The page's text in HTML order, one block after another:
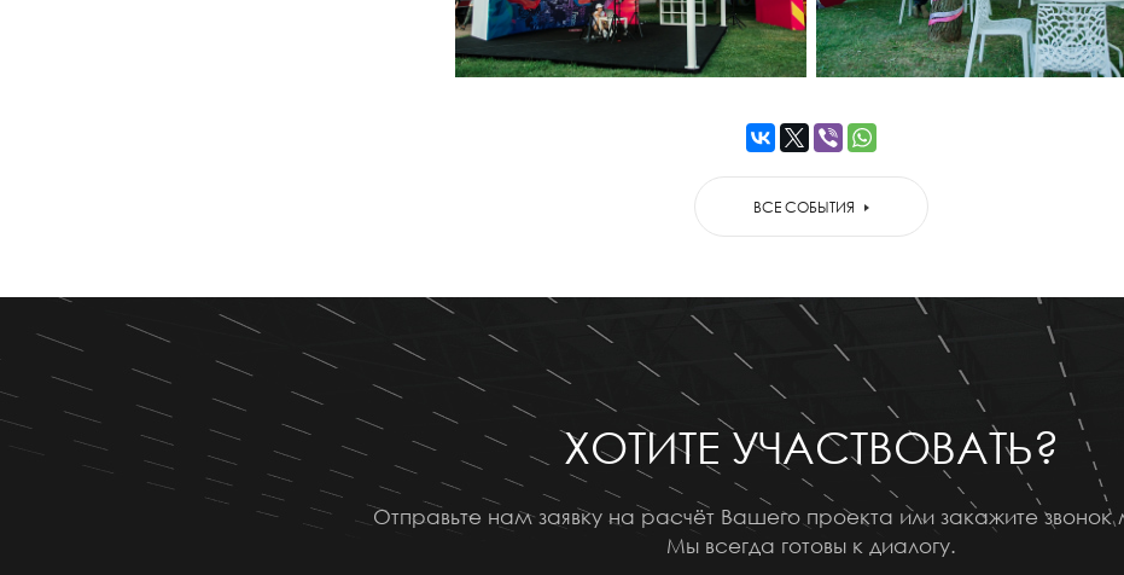
ВСЕ СОБЫТИЯ
ХОТИТЕ УЧАСТВОВАТЬ?
Отправьте нам заявку на расчёт Вашего проекта или закажите
Мы всегда готовы к диалогу.